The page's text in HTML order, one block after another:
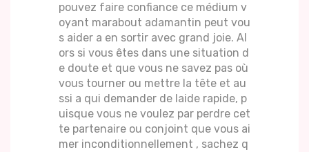
pouvez faire confiance ce médium v
oyant marabout adamantin peut vou
s aider a en sortir avec grand joie. Al
ors si vous êtes dans une situation d
e doute et que vous ne savez pas où
vous tourner ou mettre la tête et au
ssi a qui demander de laide rapide, p
uisque vous ne voulez par perdre cet
te partenaire ou conjoint que vous ai
mer inconditionnellement , sachez q